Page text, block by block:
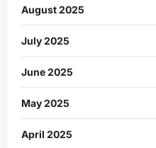
August 2025
July 2025
June 2025
May 2025
April 2025